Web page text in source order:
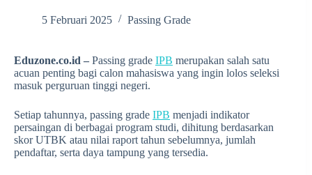
5 Februari 2025 Passing Grade
Eduzone.co.id – Passing grade IPB merupakan salah satu
acuan penting bagi calon mahasiswa yang ingin lolos seleksi
masuk perguruan tinggi negeri.
Setiap tahunnya, passing grade IPB menjadi indikator
persaingan di berbagai program studi, dihitung berdasarkan
skor UTBK atau nilai raport tahun sebelumnya, jumlah
pendaftar, serta daya tampung yang tersedia.